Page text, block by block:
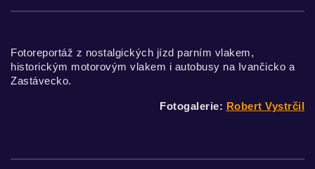
Fotoreportáž z nostalgických jízd parním vlakem,
historickým motorovým vlakem i autobusy na Ivančicko a
Zastávecko.
Fotogalerie: Robert Vystrčil